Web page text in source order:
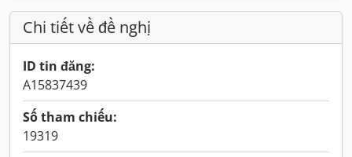
Chi tiết về đề nghị
ID tin đăng:
A15837439
Số tham chiếu:
19319